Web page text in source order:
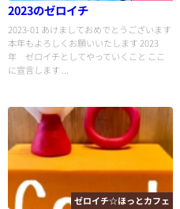
2023のゼロイチ
2023-01 あけましておめでとうございます
本年もよろしくお願いいたします 2023
年 ゼロイチとしてやっていくこと ここ
に宣言します ...
ゼロイチ☆ほっとカフェ